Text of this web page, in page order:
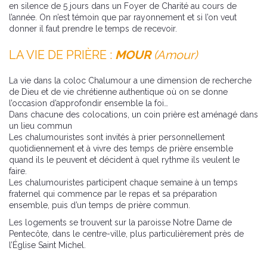
en silence de 5 jours dans un Foyer de Charité au cours de
l’année. On n’est témoin que par rayonnement et si l’on veut
donner il faut prendre le temps de recevoir.
LA VIE DE PRIÈRE : MOUR (Amour)
La vie dans la coloc Chalumour a une dimension de recherche
de Dieu et de vie chrétienne authentique où on se donne
l’occasion d’approfondir ensemble la foi…
Dans chacune des colocations, un coin prière est aménagé dans
un lieu commun
Les chalumouristes sont invités à prier personnellement
quotidiennement et à vivre des temps de prière ensemble
quand ils le peuvent et décident à quel rythme ils veulent le
faire.
Les chalumouristes participent chaque semaine à un temps
fraternel qui commence par le repas et sa préparation
ensemble, puis d’un temps de prière commun.
Les logements se trouvent sur la paroisse Notre Dame de
Pentecôte, dans le centre-ville, plus particulièrement près de
l’Église Saint Michel.